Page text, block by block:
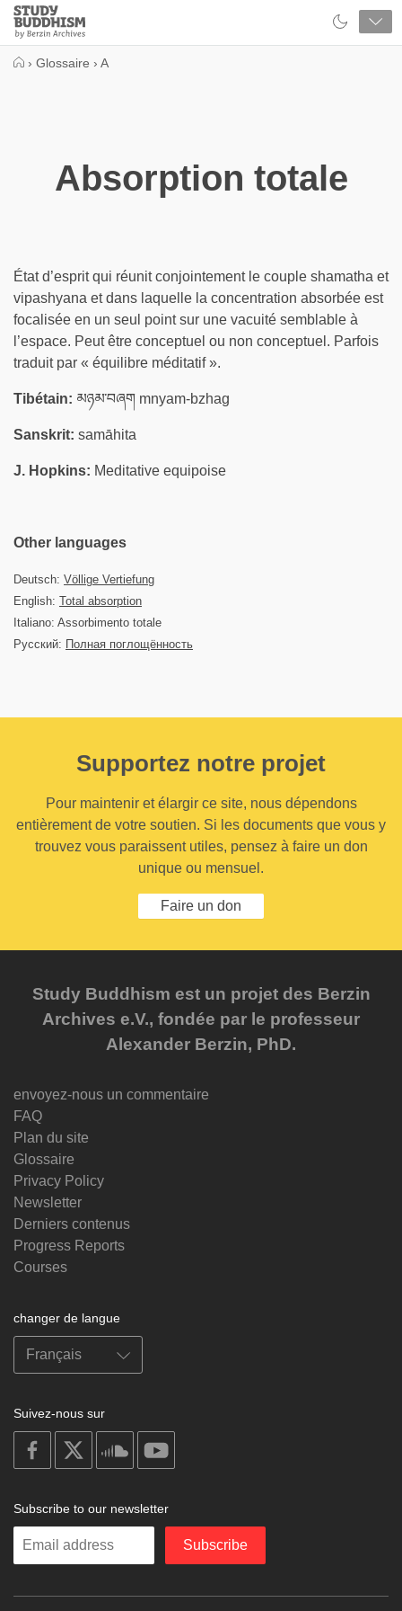
Close
Study
Buddhism
› Glossaire › A
Absorption totale
État d’esprit qui réunit conjointement le couple shamatha et
vipashyana et dans laquelle la concentration absorbée est
focalisée en un seul point sur une vacuité semblable à
l’espace. Peut être conceptuel ou non conceptuel. Parfois
traduit par « équilibre méditatif ».
Tibétain: མཉམ་བཞག mnyam-bzhag
Sanskrit: samāhita
J. Hopkins: Meditative equipoise
Other languages
Deutsch: Völlige Vertiefung
English: Total absorption
Italiano: Assorbimento totale
Русский: Полная поглощённость
Supportez notre projet
Pour maintenir et élargir ce site, nous dépendons
entièrement de votre soutien. Si les documents que vous y
trouvez vous paraissent utiles, pensez à faire un don
unique ou mensuel.
Faire un don
Study Buddhism est un projet des Berzin
Archives e.V., fondée par le professeur
Alexander Berzin, PhD.
envoyez-nous un commentaire
FAQ
Plan du site
Glossaire
Privacy Policy
Newsletter
Derniers contenus
Progress Reports
Courses
changer de langue
Suivez-nous sur
on
facebook
soundcloud
Subscribe to our newsletter
Enter
Subscribe